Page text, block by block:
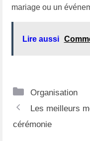
mariage ou un
Lire aussi
Catégories
Organisation
Navigation
des
Les meilleurs
cérémonie